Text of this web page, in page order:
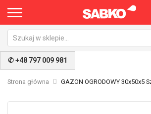
✆ +48 797 009 981
Strona główna GAZON OGRODOWY 30x50x5